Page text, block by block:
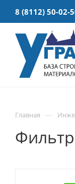
8 (8112) 50-02-
Главная —